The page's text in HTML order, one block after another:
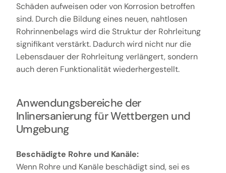
Schäden aufweisen oder von Korrosion betroffen
sind. Durch die Bildung eines neuen, nahtlosen
Rohrinnenbelags wird die Struktur der Rohrleitung
signifikant verstärkt. Dadurch wird nicht nur die
Lebensdauer der Rohrleitung verlängert, sondern
auch deren Funktionalität wiederhergestellt.
Anwendungsbereiche der
Inlinersanierung für Wettbergen und
Umgebung
Beschädigte Rohre und Kanäle:
Wenn Rohre und Kanäle beschädigt sind, sei es